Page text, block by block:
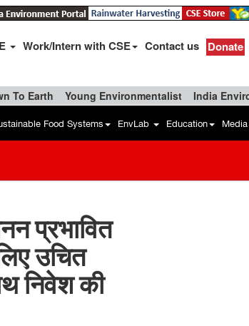
Work/Intern with CSE Contact us Donate
To Earth Young Environmentalist India
Food Systems EnvLab Education Media
प्रभावित
उचित
निवेश की